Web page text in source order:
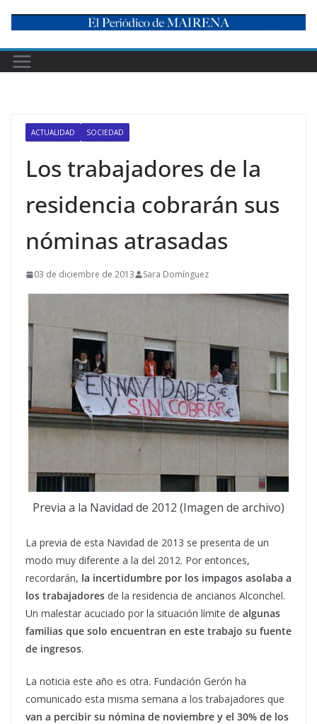
content
ACTUALIDAD SOCIEDAD
Los trabajadores de la
residencia cobrarán sus
nóminas atrasadas
03 de diciembre de 2013 Sara Domínguez
Previa a la Navidad de 2012 (Imagen de archivo)
La previa de esta Navidad de 2013 se presenta de un
modo muy diferente a la del 2012. Por entonces,
recordarán, la incertidumbre por los impagos asolaba a
los trabajadores de la residencia de ancianos Alconchel.
Un malestar acuciado por la situación límite de algunas
familias que solo encuentran en este trabajo su fuente
de ingresos.
La noticia este año es otra. Fundación Gerón ha
comunicado esta misma semana a los trabajadores que
van a percibir su nómina de noviembre y el 30% de los